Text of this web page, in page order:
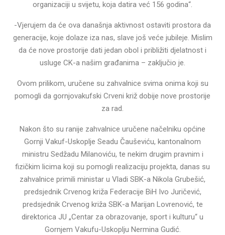
organizaciji u svijetu, koja datira već 156 godina“.
-Vjerujem da će ova današnja aktivnost ostaviti prostora da
generacije, koje dolaze iza nas, slave još veće jubileje. Mislim
da će nove prostorije dati jedan obol i približiti djelatnost i
usluge CK-a našim građanima – zaključio je.
Ovom prilikom, uručene su zahvalnice svima onima koji su
pomogli da gornjovakufski Crveni križ dobije nove prostorije
za rad.
Nakon što su ranije zahvalnice uručene načelniku općine
Gornji Vakuf-Uskoplje Seadu Čauševiću, kantonalnom
ministru Sedžadu Milanoviću, te nekim drugim pravnim i
fizičkim licima koji su pomogli realizaciju projekta, danas su
zahvalnice primili ministar u Vladi SBK-a Nikola Grubešić,
predsjednik Crvenog križa Federacije BiH Ivo Juričević,
predsjednik Crvenog križa SBK-a Marijan Lovrenović, te
direktorica JU „Centar za obrazovanje, sport i kulturu“ u
Gornjem Vakufu-Uskoplju Nermina Gudić.